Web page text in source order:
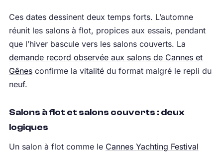
Ces dates dessinent deux temps forts. L’automne
réunit les salons à flot, propices aux essais, pendant
que l’hiver bascule vers les salons couverts. La
demande record observée aux salons de Cannes et
Gênesconfirme la vitalité du format malgré le repli du
neuf.
Salons à flot et salons couverts : deux
logiques
Un salon à flot comme le Cannes Yachting Festival